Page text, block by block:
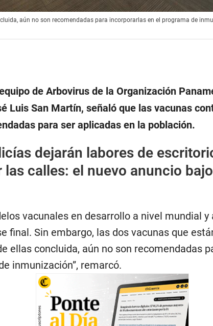
aún no son recomendadas para incorporarlas en el programa de
de Arbovirus de la Organización
Luis San Martín, señaló que las vacunas
para ser aplicadas en la población.
dejarán labores de
las calles: el nuevo anuncio
vacunales en desarrollo a nivel mundial
final. Sin embargo, las dos vacunas que
ellas concluida, aún no son recomendadas
inmunización”, remarcó.